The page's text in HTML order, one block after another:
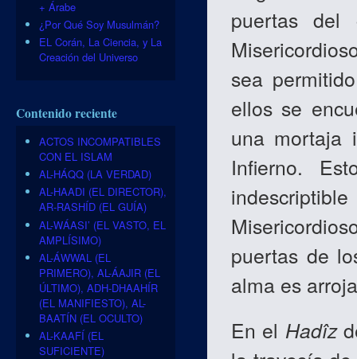
puertas del
sea
ellos se
una mortaja
Infierno.
puertas de
alma es
En el Hadîz
+ Árabe
¿Por Qué Soy Musulmán?
EL Corán, La Ciencia, y La
Creación del Universo
Contenido reciente
ACTOS INCOMPATIBLES
CON EL ISLAM
AL-HÁQQ (LA VERDAD)
AL-HAADI (EL DIRECTOR),
AR-RASHÍD (EL GUÍA)
AL-WÁASI’ (EL VASTO, EL
AMPLÍSIMO)
AL-ÁWWAL (EL
PRIMERO), AL-ÁAJIR (EL
ÚLTIMO), ADH-DHAAHÍR
(EL MANIFIESTO), AL-
BAATÍN (EL OCULTO)
AL-KAAFÍ (EL
SUFICIENTE)